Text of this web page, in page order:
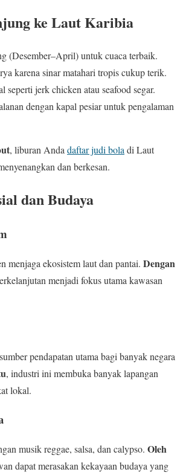
ke Laut Karibia
(Desember–April) untuk cuaca terbaik.
karena sinar matahari tropis cukup terik.
seperti jerk chicken atau seafood segar.
dengan kapal pesiar untuk pengalaman
, liburan Anda daftar judi bola di Laut
dan berkesan.
dan Budaya
menjaga ekosistem laut dan pantai. Dengan
menjadi fokus utama kawasan
pendapatan utama bagi banyak negara
, industri ini membuka banyak lapangan
lokal.
musik reggae, salsa, dan calypso. Oleh
dapat merasakan kekayaan budaya yang